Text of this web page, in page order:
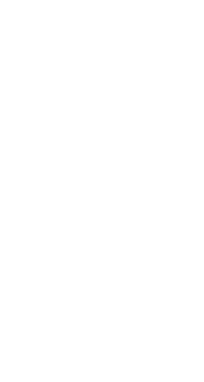
सील
को मजबूत करने के लिए एक व्यापक
किया